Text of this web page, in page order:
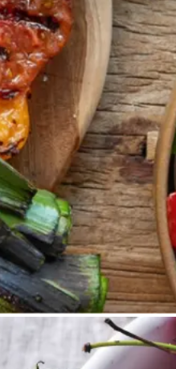
version af den traditionelle
empedrat fra det catalanske
Spis den med brød som
let frokost eller i et større
som her. Salbitxada minder
om en anden ligeledes
sauce, romesco. I
spises den til såkaldte
der er små porrelignende
Dem griller man helt sorte, så
man den yderste skal og
dypper det fløjlsbløde løg i
Calcots er svære at
på disse kanter, men små
porrer kan bruges.